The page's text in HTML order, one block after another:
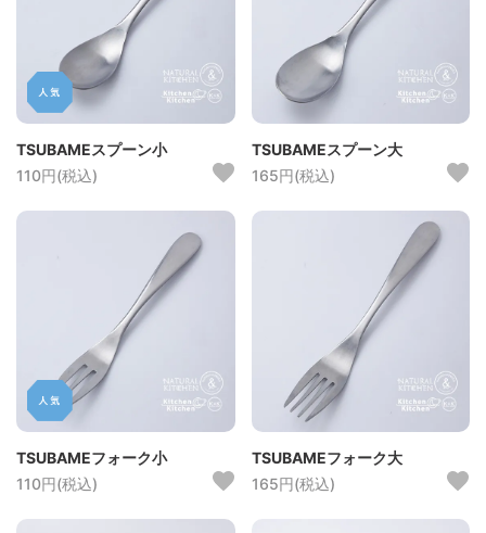
TSUBAMEスプーン小
110円(税込)
TSUBAMEスプーン大
165円(税込)
TSUBAMEフォーク小
110円(税込)
TSUBAMEフォーク大
165円(税込)